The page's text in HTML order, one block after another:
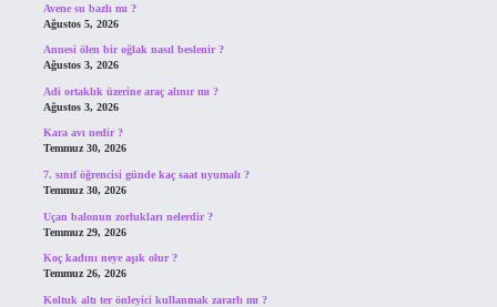
Avene su bazlı mı ?
Ağustos 5, 2026
Annesi ölen bir oğlak nasıl beslenir ?
Ağustos 3, 2026
Adi ortaklık üzerine araç alınır mı ?
Ağustos 3, 2026
Kara avı nedir ?
Temmuz 30, 2026
7. sınıf öğrencisi günde kaç saat uyumalı ?
Temmuz 30, 2026
Uçan balonun zorlukları nelerdir ?
Temmuz 29, 2026
Koç kadını neye aşık olur ?
Temmuz 26, 2026
Koltuk altı ter önleyici kullanmak zararlı mı ?